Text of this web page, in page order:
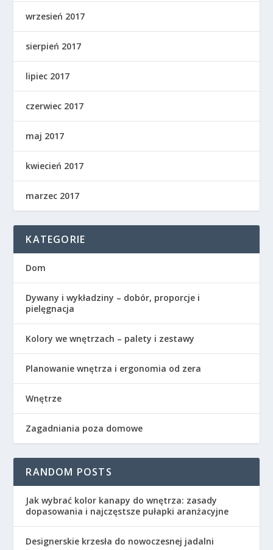
wrzesień 2017
sierpień 2017
lipiec 2017
czerwiec 2017
maj 2017
kwiecień 2017
marzec 2017
KATEGORIE
Dom
Dywany i wykładziny – dobór, proporcje i
pielęgnacja
Kolory we wnętrzach – palety i zestawy
Planowanie wnętrza i ergonomia od zera
Wnętrze
Zagadniania poza domowe
RANDOM POSTS
Jak wybrać kolor kanapy do wnętrza: zasady
dopasowania i najczęstsze pułapki aranżacyjne
Designerskie krzesła do nowoczesnej jadalni